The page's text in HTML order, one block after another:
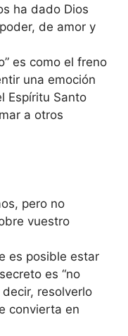
ha dado Dios
de amor y
es como el freno
una emoción
Espíritu Santo
a otros
pero no
vuestro
es posible estar
es “no
resolverlo
convierta en